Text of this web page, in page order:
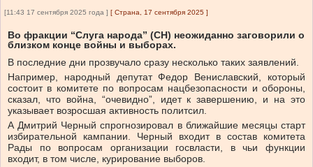
[11:43 17 сентября 2025 года ] [ Страна, 17 сентября 2025 ]
Во фракции “Слуга народа” (СН) неожиданно заговорили о
близком конце войны и выборах.
В последние дни прозвучало сразу несколько таких заявлений.
Например, народный депутат Федор Вениславский, который
состоит в комитете по вопросам нацбезопасности и обороны,
сказал, что война, “очевидно”, идет к завершению, и на это
указывает возросшая активность политсил.
А Дмитрий Черный спрогнозировал в ближайшие месяцы старт
избирательной кампании. Черный входит в состав комитета
Рады по вопросам организации госвласти, в чьи функции
входит, в том числе, курирование выборов.